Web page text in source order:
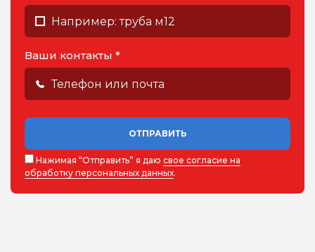
Ваши контакты *
ОТПРАВИТЬ
Нажимая “Отправить” я даю свое согласие на
обработку персональных данных.